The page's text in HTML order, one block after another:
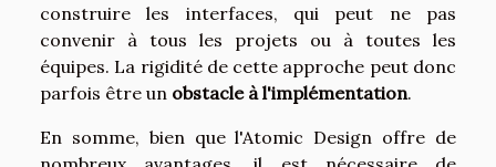
construire les interfaces, qui peut ne pas
convenir à tous les projets ou à toutes les
équipes. La rigidité de cette approche peut donc
parfois être un obstacle à l'implémentation.
En somme, bien que l'Atomic Design offre de